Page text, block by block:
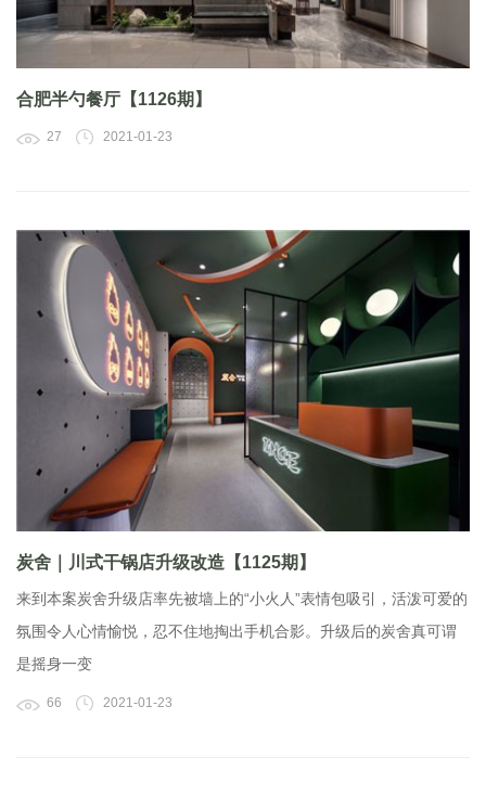
合肥半勺餐厅【1126期】
27 2021-01-23
炭舍｜川式干锅店升级改造【1125期】
来到本案炭舍升级店率先被墙上的“小火人”表情包吸引，活泼可爱的
氛围令人心情愉悦，忍不住地掏出手机合影。升级后的炭舍真可谓
是摇身一变
66 2021-01-23